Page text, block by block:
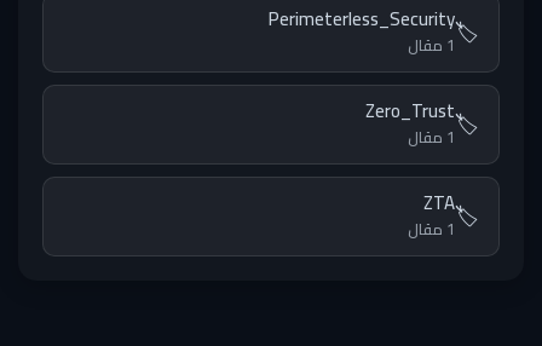
🏷️
Perimeterless_Security
1 مقال
🏷️
Zero_Trust
1 مقال
🏷️
ZTA
1 مقال